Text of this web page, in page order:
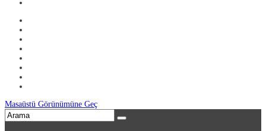
Masaüstü Görünümüne Geç